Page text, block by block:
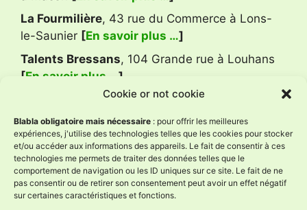
Cookie or not cookie
Blabla obligatoire mais nécessaire : pour offrir les meilleures
expériences, j'utilise des technologies telles que les cookies pour stocker
et/ou accéder aux informations des appareils. Le fait de consentir à ces
technologies me permets de traiter des données telles que le
comportement de navigation ou les ID uniques sur ce site. Le fait de ne
pas consentir ou de retirer son consentement peut avoir un effet négatif
sur certaines caractéristiques et fonctions.
La Fourmilière, 43 rue du Commerce à Lons-
le-Saunier [En savoir plus …]
Talents Bressans, 104 Grande rue à Louhans
[En savoir plus … ]
Avis Google
L'Âne à Nath
4.9
Basé sur 59 avis
powered byG oogle